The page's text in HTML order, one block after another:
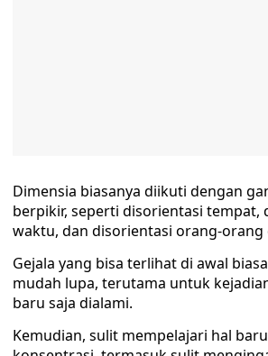
Dimensia biasanya diikuti dengan
berpikir, seperti disorientasi tempat,
waktu, dan disorientasi orang-orang
Gejala yang bisa terlihat di awal
mudah lupa, terutama untuk
baru saja dialami.
Kemudian, sulit mempelajari hal